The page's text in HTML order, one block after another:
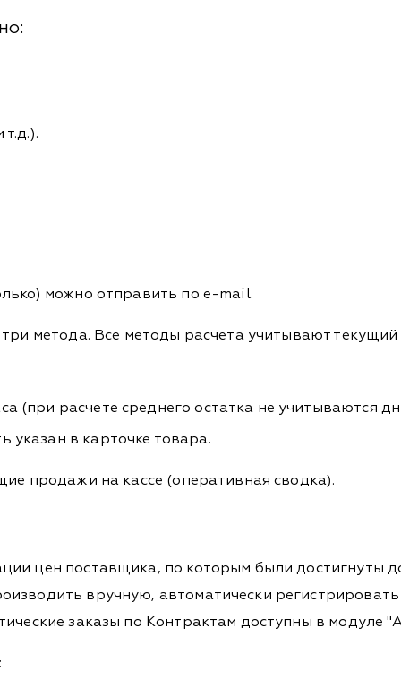
можно отправить по e-mail.
метода. Все методы расчета учитывают
(при расчете среднего остатка не учитываются
указан в карточке товара.
продажи на кассе (оперативная сводка).
цен поставщика, по которым были достигнуты
вручную, автоматически
заказы по Контрактам доступны в модуле